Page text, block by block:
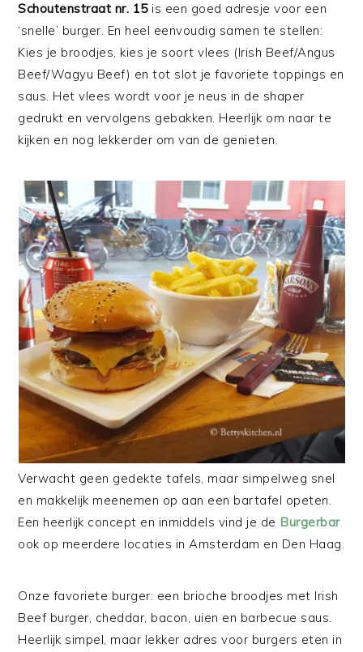
Schoutenstraat nr. 15is een goed adresje voor een
‘snelle’ burger. En heel eenvoudig samen te stellen:
Kies je broodjes, kies je soort vlees (Irish Beef/Angus
Beef/Wagyu Beef) en tot slot je favoriete toppings en
saus. Het vlees wordt voor je neus in de shaper
gedrukt en vervolgens gebakken. Heerlijk om naar te
kijken en nog lekkerder om van de genieten.
Verwacht geen gedekte tafels, maar simpelweg snel
en makkelijk meenemen op aan een bartafel opeten.
Een heerlijk concept en inmiddels vind je de Burgerbar
ook op meerdere locaties in Amsterdam en Den Haag.
Onze favoriete burger: een brioche broodjes met Irish
Beef burger, cheddar, bacon, uien en barbecue saus.
Heerlijk simpel, maar lekker adres voor burgers eten in